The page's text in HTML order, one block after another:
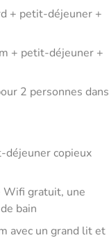
+ petit-déjeuner +
+ petit-déjeuner +
2 personnes dans
copieux
Wifi gratuit, une
bain
avec un grand lit et